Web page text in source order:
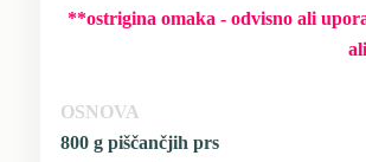
**ostrigina omaka - odvisno ali
OSNOVA
800 g piščančjih prs